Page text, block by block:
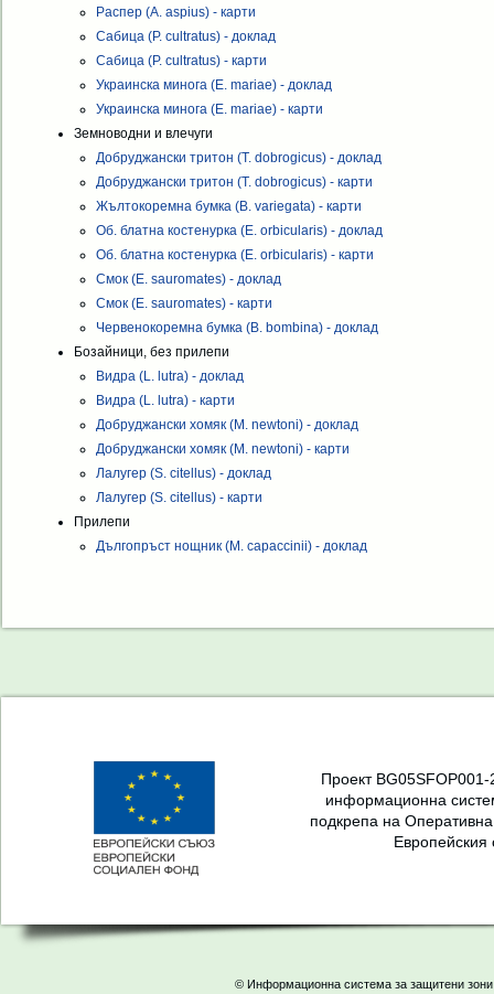
Распер (A. aspius) - карти
Сабица (P. cultratus) - доклад
Сабица (P. cultratus) - карти
Украинска минога (E. mariae) - доклад
Украинска минога (E. mariae) - карти
Земноводни и влечуги
Добруджански тритон (T. dobrogicus) - доклад
Добруджански тритон (T. dobrogicus) - карти
Жълтокоремна бумка (B. variegata) - карти
Об. блатна костенурка (E. orbicularis) - доклад
Об. блатна костенурка (E. orbicularis) - карти
Смок (E. sauromates) - доклад
Смок (E. sauromates) - карти
Червенокоремна бумка (B. bombina) - доклад
Бозайници, без прилепи
Видра (L. lutra) - доклад
Видра (L. lutra) - карти
Добруджански хомяк (M. newtoni) - доклад
Добруджански хомяк (M. newtoni) - карти
Лалугер (S. citellus) - доклад
Лалугер (S. citellus) - карти
Прилепи
Дългопръст нощник (M. capaccinii) - доклад
Проект
информационна
подкрепа на
© Информационна система за защитени